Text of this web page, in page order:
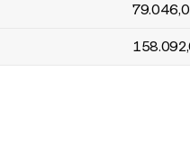
79.046
158.092